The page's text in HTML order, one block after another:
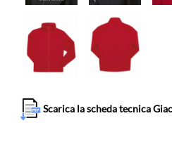
Scarica la scheda tecnica